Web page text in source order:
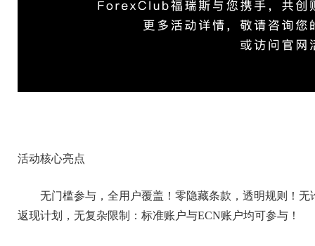
活动核心亮点
无门槛参与，全用户覆盖！零隐藏条款，透明规则！
返现计划，无复杂限制：标准账户与ECN账户均可参与！